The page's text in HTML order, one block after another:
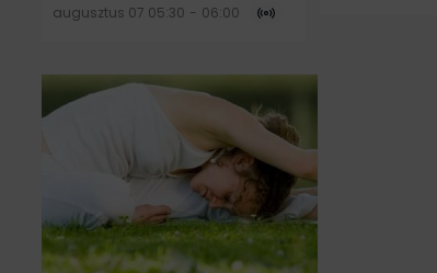
augusztus 07 05:30 - 06:00